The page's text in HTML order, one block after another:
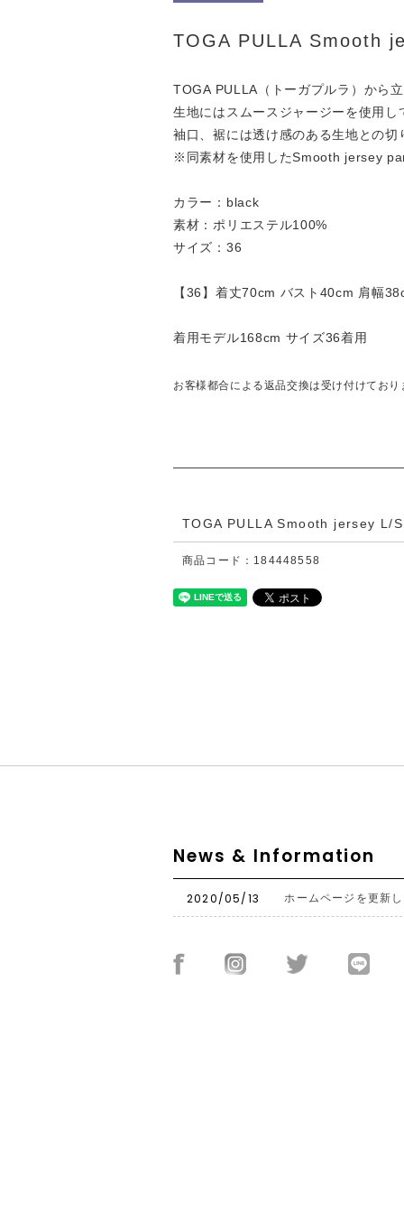
TOGA PULLA Smooth
TOGA PULLA（トーガプルラ）から
生地にはスムースジャージーを使用
袖口、裾には透け感のある生地との
※同素材を使用したSmooth jersey
カラー：black
素材：ポリエステル100%
サイズ：36
【36】着丈70cm バスト40cm 肩幅
着用モデル168cm サイズ36着用
お客様都合による返品交換は受け付けてお
TOGA PULLA Smooth jersey L/S
商品コード：184448558
News & Information
2020/05/13 ホームページを更新